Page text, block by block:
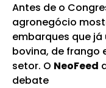
Antes de o
agronegócio
embarques que
bovina, de frango
setor. O NeoFeed
debate